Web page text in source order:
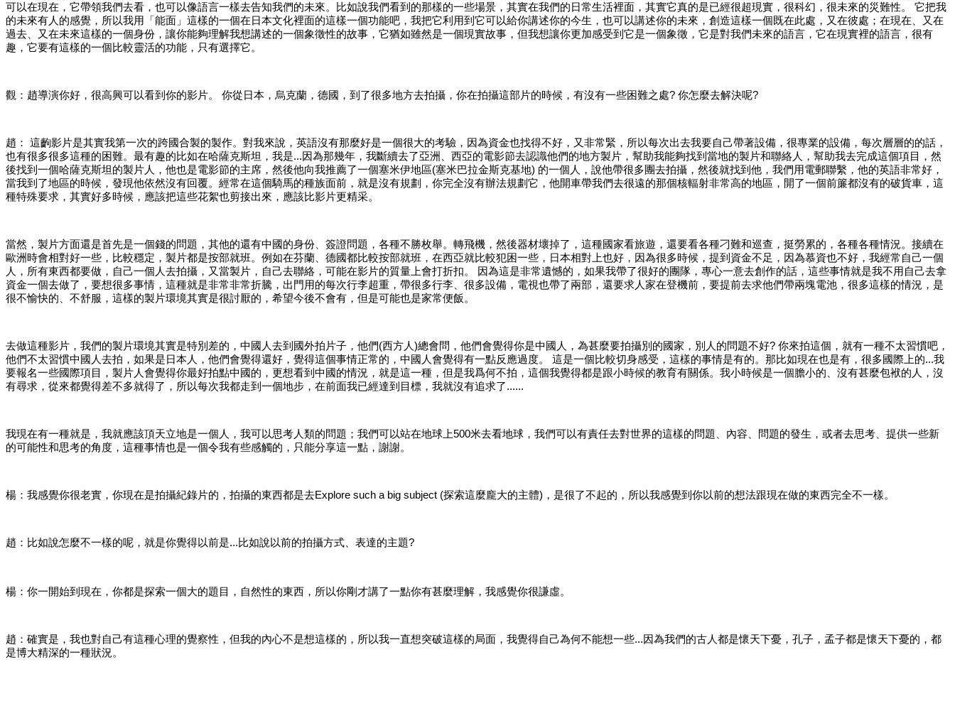
可以在現在，它帶領我們去看，也可以像語言一樣去告知我們的未來。比如說我們看到的那樣的一些場景，其實在我們的日常生活裡面，其實它真的是已經很超現實，很科幻，很未來的災難性。 它把我
的未來有人的感覺，所以我用「能面」這樣的一個在日本文化裡面的這樣一個功能吧，我把它利用到它可以給你講述你的今生，也可以講述你的未來，創造這樣一個既在此處，又在彼處；在現在、又在
過去、又在未來這樣的一個身份，讓你能夠理解我想講述的一個象徵性的故事，它猶如雖然是一個現實故事，但我想讓你更加感受到它是一個象徵，它是對我們未來的語言，它在現實裡的語言，很有
趣，它要有這樣的一個比較靈活的功能，只有選擇它。
觀：趙導演你好，很高興可以看到你的影片。 你從日本，烏克蘭，德國，到了很多地方去拍攝，你在拍攝這部片的時候，有沒有一些困難之處? 你怎麼去解決呢?
趙：
這齣影片是其實我第一次的跨國合製的製作。對我來說，英語沒有那麼好是一個很大的考驗，因為資金也找得不好，又非常緊，所以每次出去我要自己帶著設備，很專業的設備，每次層層的的話，
也有很多很多這種的困難。最有趣的比如在哈薩克斯坦，我是...因為那幾年，我斷續去了亞洲、西亞的電影節去認識他們的地方製片，幫助我能夠找到當地的製片和聯絡人，幫助我去完成這個項目，然
後找到一個哈薩克斯坦的製片人，他也是電影節的主席，然後他向我推薦了一個塞米伊地區(塞米巴拉金斯克基地) 的一個人，說他帶很多團去拍攝，然後就找到他，我們用電郵聯繫，他的英語非常好，
當我到了地區的時候，發現他依然沒有回覆。經常在這個騎馬的種族面前，就是沒有規劃，你完全沒有辦法規劃它，他開車帶我們去很遠的那個核輻射非常高的地區，開了一個前簾都沒有的破貨車，這
種特殊要求，其實好多時候，應該把這些花絮也剪接出來，應該比影片更精采。
當然，製片方面還是首先是一個錢的問題，其他的還有中國的身份、簽證問題，各種不勝枚舉。轉飛機，然後器材壞掉了，這種國家看旅遊，還要看各種刁難和巡查，挺勞累的，各種各種情況。接續在
歐洲時會相對好一些，比較穩定，製片都是按部就班。例如在芬蘭、德國都比較按部就班，在西亞就比較犯困一些，日本相對上也好，因為很多時候，提到資金不足，因為慕資也不好，我經常自己一個
人，所有東西都要做，自己一個人去拍攝，又當製片，自己去聯絡，可能在影片的質量上會打折扣。
因為這是非常遺憾的，如果我帶了很好的團隊，專心一意去創作的話，這些事情就是我不用自己去拿
資金一個去做了，要想很多事情，這種就是非常非常折騰，出門用的每次行李超重，帶很多行李、很多設備，電視也帶了兩部，還要求人家在登機前，要提前去求他們帶兩塊電池，很多這樣的情況，是
很不愉快的、不舒服，這樣的製片環境其實是很討厭的，希望今後不會有，但是可能也是家常便飯。
去做這種影片，我們的製片環境其實是特別差的，中國人去到國外拍片子，他們(西方人)總會問，他們會覺得你是中國人，為甚麼要拍攝別的國家，別人的問題不好? 你來拍這個，就有一種不太習慣吧，
他們不太習慣中國人去拍，如果是日本人，他們會覺得還好，覺得這個事情正常的，中國人會覺得有一點反應過度。 這是一個比較切身感受，這樣的事情是有的。那比如現在也是有，很多國際上的...我
要報名一些國際項目，製片人會覺得你最好拍點中國的，更想看到中國的情況，就是這一種，但是我爲何不拍，這個我覺得都是跟小時候的教育有關係。我小時候是一個膽小的、沒有甚麼包袱的人，沒
有尋求，從來都覺得差不多就得了，所以每次我都走到一個地步，在前面我已經達到目標，我就沒有追求了......
我現在有一種就是，我就應該頂天立地是一個人，我可以思考人類的問題；我們可以站在地球上500米去看地球，我們可以有責任去對世界的這樣的問題、內容、問題的發生，或者去思考、提供一些新
的可能性和思考的角度，這種事情也是一個令我有些感觸的，只能分享這一點，謝謝。
楊：我感覺你很老實，你現在是拍攝紀錄片的，拍攝的東西都是去Explore such a big subject (探索這麼龐大的主體)，是很了不起的，所以我感覺到你以前的想法跟現在做的東西完全不一樣。
趙：比如說怎麼不一樣的呢，就是你覺得以前是...比如說以前的拍攝方式、表達的主題?
楊：你一開始到現在，你都是探索一個大的題目，自然性的東西，所以你剛才講了一點你有甚麼理解，我感覺你很謙虛。
趙：確實是，我也對自己有這種心理的覺察性，但我的內心不是想這樣的，所以我一直想突破這樣的局面，我覺得自己為何不能想一些...因為我們的古人都是懷天下憂，孔子，孟子都是懷天下憂的，都
是博大精深的一種狀況。